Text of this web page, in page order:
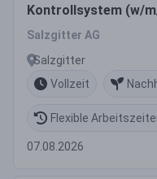
Kontrollsystem (w/
Salzgitter AG
Salzgitter
Vollzeit
Flexible
07.08.2026